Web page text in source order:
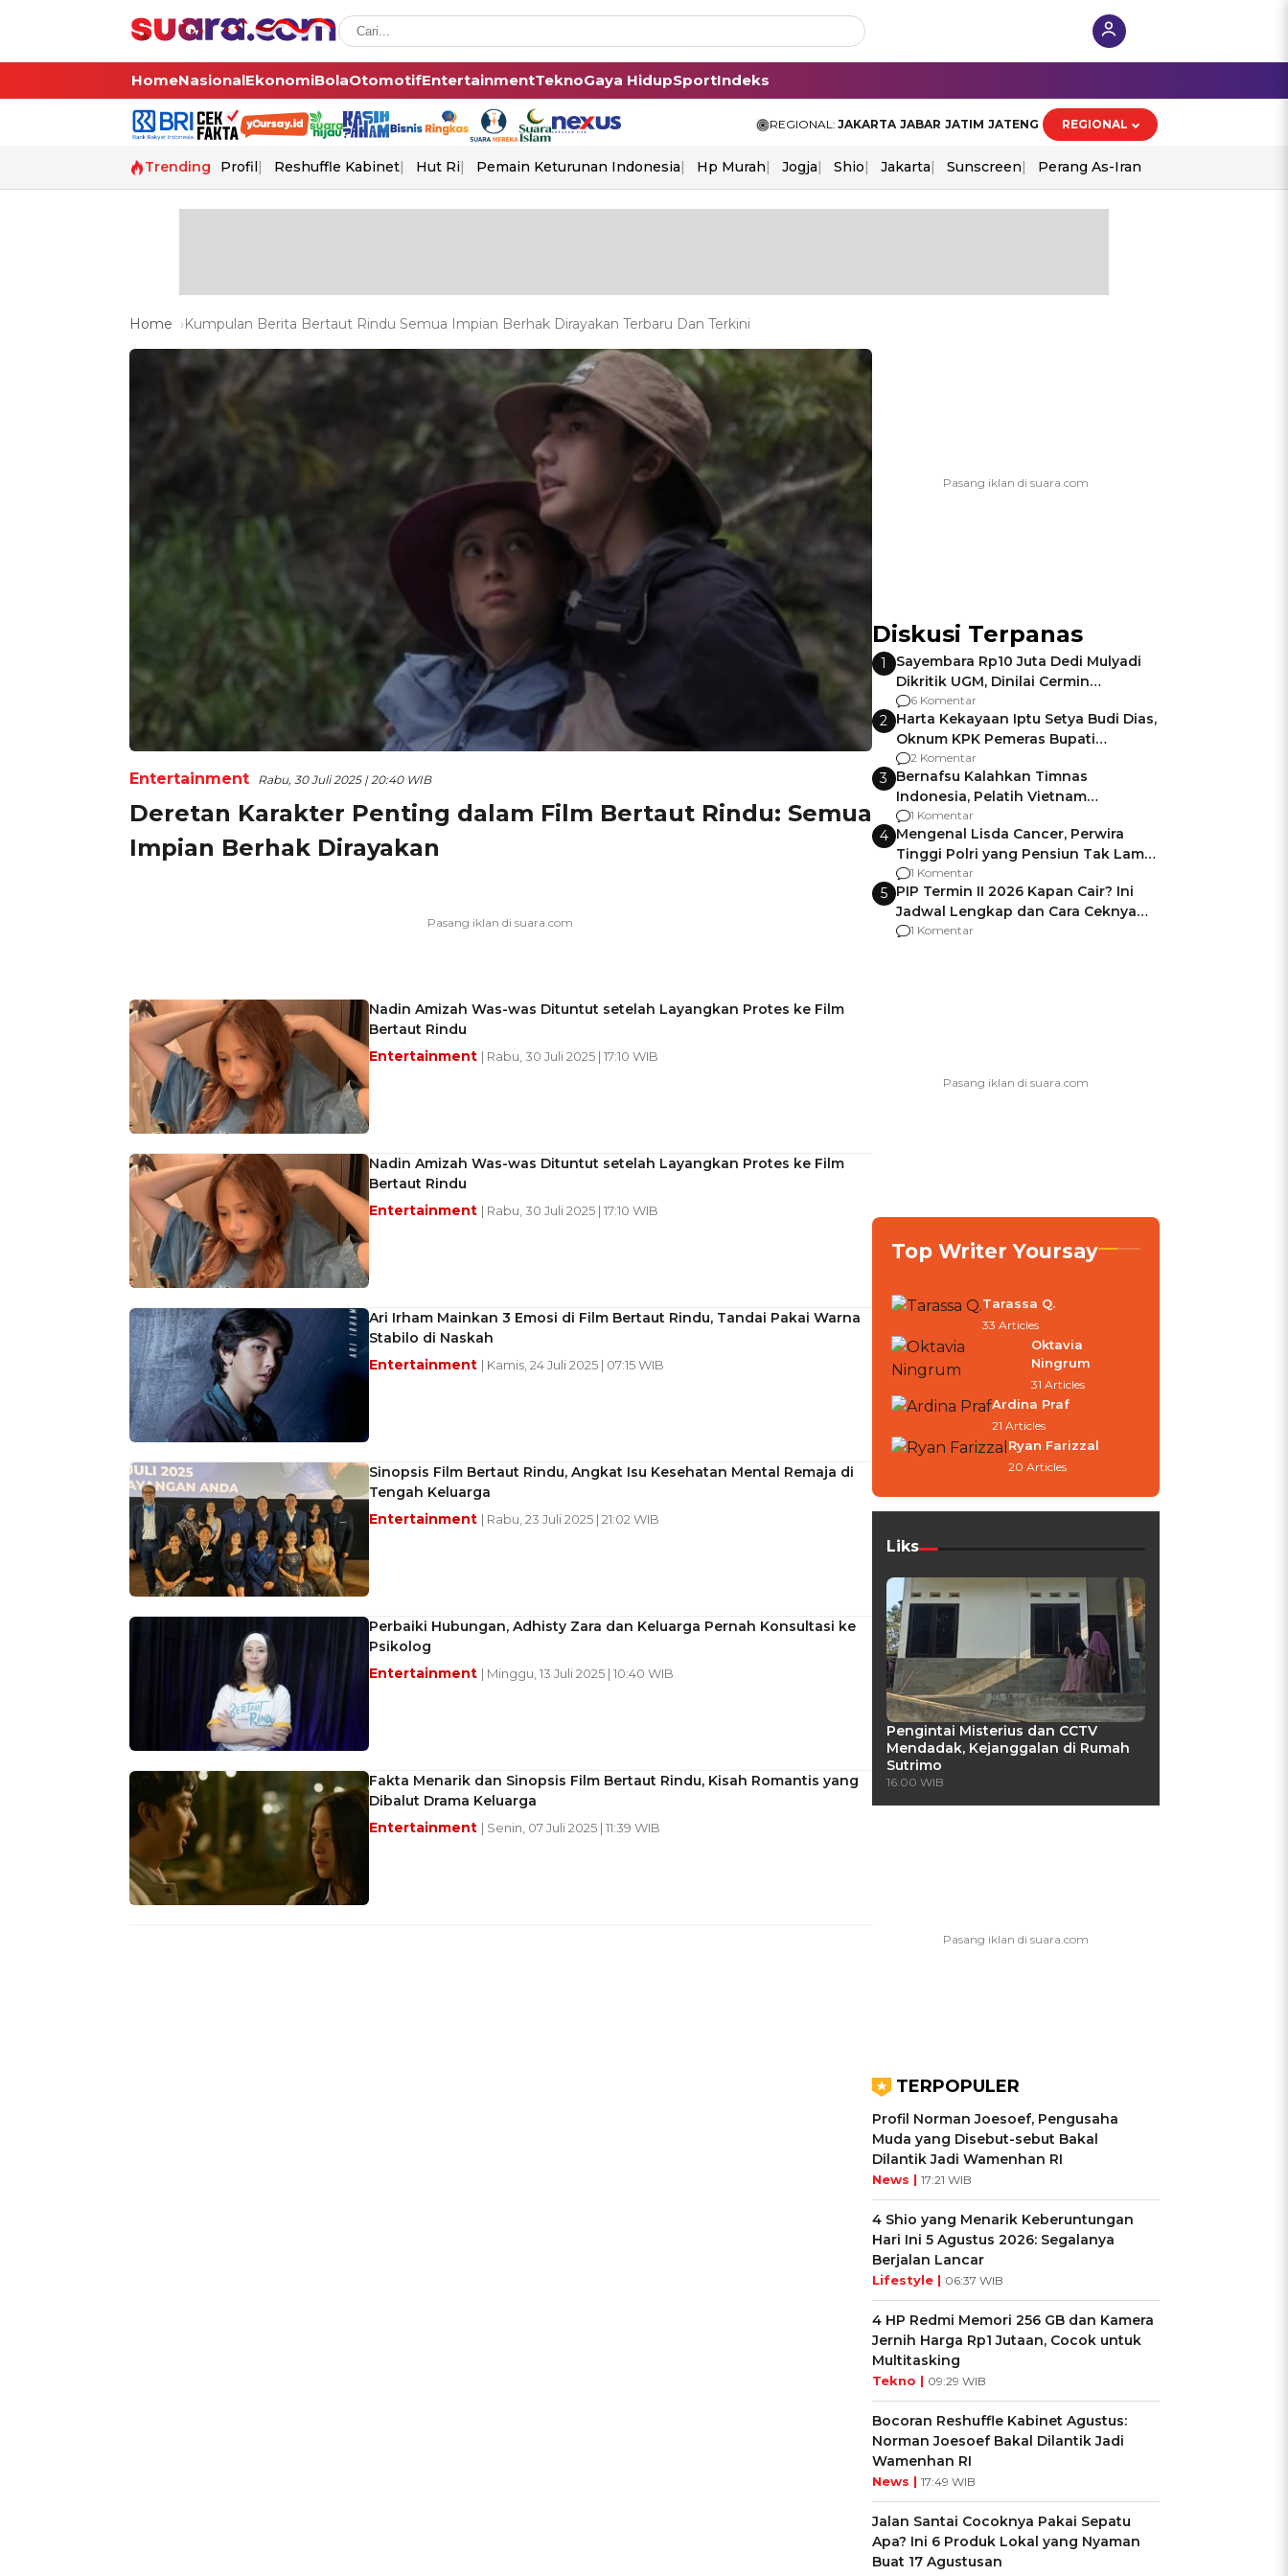
HomeNasionalEkonomiBolaOtomotifEntertainmentTeknoGaya HidupSportIndeks
REGIONAL: JAKARTA JABAR JATIM JATENG REGIONAL
Trending Profil Reshuffle Kabinet Hut Ri Pemain Keturunan Indonesia Hp Murah Jogja Shio Jakarta Sunscreen Perang As-Iran
Home Kumpulan Berita Bertaut Rindu Semua Impian Berhak Dirayakan Terbaru Dan Terkini
Entertainment Rabu, 30 Juli 2025 | 20:40 WIB
Deretan Karakter Penting dalam Film Bertaut Rindu: Semua
Impian Berhak Dirayakan
Nadin Amizah Was-was Dituntut setelah Layangkan Protes ke Film
Bertaut Rindu
Entertainment | Rabu, 30 Juli 2025 | 17:10 WIB
Nadin Amizah Was-was Dituntut setelah Layangkan Protes ke Film
Bertaut Rindu
Entertainment | Rabu, 30 Juli 2025 | 17:10 WIB
Ari Irham Mainkan 3 Emosi di Film Bertaut Rindu, Tandai Pakai Warna
Stabilo di Naskah
Entertainment | Kamis, 24 Juli 2025 | 07:15 WIB
Sinopsis Film Bertaut Rindu, Angkat Isu Kesehatan Mental Remaja di
Tengah Keluarga
Entertainment | Rabu, 23 Juli 2025 | 21:02 WIB
Perbaiki Hubungan, Adhisty Zara dan Keluarga Pernah Konsultasi ke
Psikolog
Entertainment | Minggu, 13 Juli 2025 | 10:40 WIB
Fakta Menarik dan Sinopsis Film Bertaut Rindu, Kisah Romantis yang
Dibalut Drama Keluarga
Entertainment | Senin, 07 Juli 2025 | 11:39 WIB
Diskusi Terpanas
1
Sayembara Rp10 Juta Dedi Mulyadi
Dikritik UGM, Dinilai Cermin
Gagalnya Negara Jamin Keamanan
6 Komentar
2 Harta Kekayaan Iptu Setya Budi Dias,
Oknum KPK Pemeras Bupati
Pemalang
2 Komentar
3 Bernafsu Kalahkan Timnas
Indonesia, Pelatih Vietnam
Berencana Pakai Jimat di Pakansari
1 Komentar
4 Mengenal Lisda Cancer, Perwira
Tinggi Polri yang Pensiun Tak Lama
Usai Jadi Brigjen
1 Komentar
5 PIP Termin II 2026 Kapan Cair? Ini
Jadwal Lengkap dan Cara Ceknya
agar Dana Tidak Hangus!
1 Komentar
Top Writer Yoursay
Tarassa Q.
33 Articles
Oktavia
Ningrum
31 Articles
Ardina Praf
21 Articles
Ryan Farizzal
20 Articles
Liks
Pengintai Misterius dan CCTV
Mendadak, Kejanggalan di Rumah
Sutrimo
16:00 WIB
TERPOPULER
Profil Norman Joesoef, Pengusaha
Muda yang Disebut-sebut Bakal
Dilantik Jadi Wamenhan RI
News | 17:21 WIB
4 Shio yang Menarik Keberuntungan
Hari Ini 5 Agustus 2026: Segalanya
Berjalan Lancar
Lifestyle | 06:37 WIB
4 HP Redmi Memori 256 GB dan Kamera
Jernih Harga Rp1 Jutaan, Cocok untuk
Multitasking
Tekno | 09:29 WIB
Bocoran Reshuffle Kabinet Agustus:
Norman Joesoef Bakal Dilantik Jadi
Wamenhan RI
News | 17:49 WIB
Jalan Santai Cocoknya Pakai Sepatu
Apa? Ini 6 Produk Lokal yang Nyaman
Buat 17 Agustusan